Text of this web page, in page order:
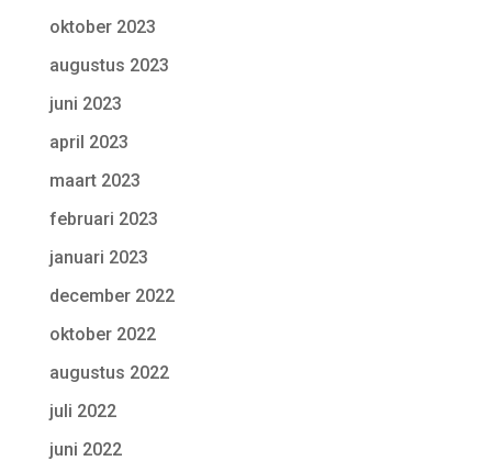
oktober 2023
augustus 2023
juni 2023
april 2023
maart 2023
februari 2023
januari 2023
december 2022
oktober 2022
augustus 2022
juli 2022
juni 2022